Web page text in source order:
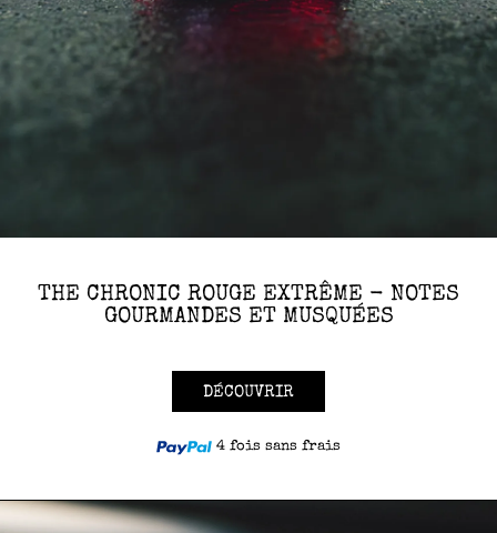
THE CHRONIC ROUGE EXTRÊME - NOTES
GOURMANDES ET MUSQUÉES
DÉCOUVRIR
4 fois sans frais